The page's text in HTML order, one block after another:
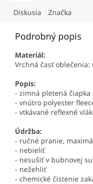
Diskusia Značka
Podrobný popis
Materiál:
Vrchná časť oblečenia:
Popis:
- zimná pletená čiapka
- vnútro polyester
- vtkávané reflexné
Údržba:
- ručné pranie,
- nebieliť
- nesušiť v bubnovej
- nežehliť
- chemické čistenie